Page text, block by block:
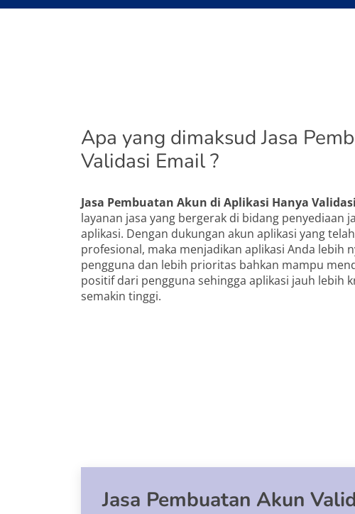
Apa yang dimaksud Jasa
Validasi Email ?
Jasa Pembuatan Akun di Aplikasi Hanya
layanan jasa yang bergerak di bidang penyediaan
aplikasi. Dengan dukungan akun aplikasi yang
profesional, maka menjadikan aplikasi Anda lebih
pengguna dan lebih prioritas bahkan mampu
positif dari pengguna sehingga aplikasi jauh lebih
semakin tinggi.
Jasa Pembuatan Akun